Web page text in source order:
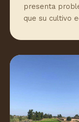
presenta
que su cultivo